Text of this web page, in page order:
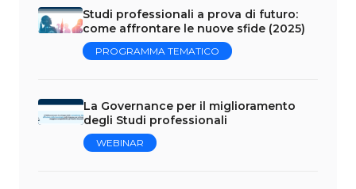
Studi professionali a prova di futuro:
come affrontare le nuove sfide (2025)
PROGRAMMA TEMATICO
La Governance per il miglioramento
degli Studi professionali
WEBINAR